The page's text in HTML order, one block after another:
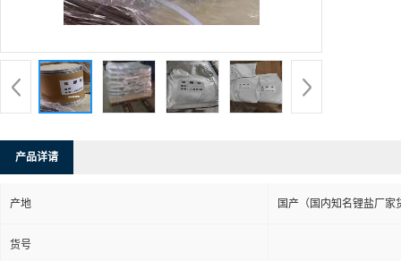
产品详请
产地 国产（国内知名锂盐厂家
货号